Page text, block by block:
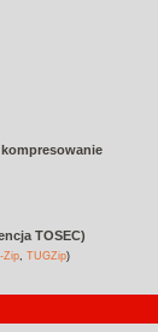
TOSEC)
Zip TUGZip)